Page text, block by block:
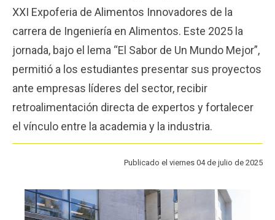
Funcionarios Egresados
XXI Expoferia de Alimentos Innovadores de la
carrera de Ingeniería en Alimentos. Este 2025 la
jornada, bajo el lema “El Sabor de Un Mundo Mejor”,
permitió a los estudiantes presentar sus proyectos
ante empresas líderes del sector, recibir
retroalimentación directa de expertos y fortalecer
el vínculo entre la academia y la industria.
Publicado el viernes 04 de julio de 2025